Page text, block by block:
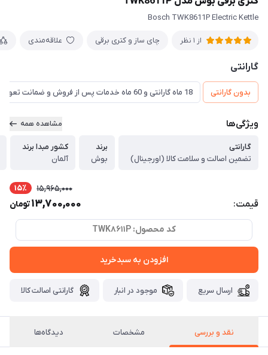
Bosch TWK8611P Electric Kettle
از 1 نظر چای ساز و کتری برقی علاقه‌مندی
گارانتی
بدون گارانتی 18 ماه گارانتی و 60 ماه خدمات پس از فروش و ضمانت تعویض
ویژگی‌ها مشاهده همه
گارانتی
تضمین اصالت و سلامت کالا (اورجینال)
برند
بوش
کشور مبدا برند
آلمان
قیمت:
15,965,000 15٪
13,700,000تومان
کد محصول: TWK8611P
افزودن به سبدخرید
ارسال سریع موجود در انبار گارانتی اصالت کالا
نقد و بررسی مشخصات دیدگاه‌ها